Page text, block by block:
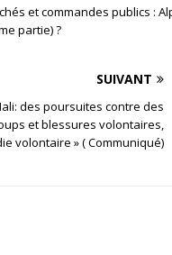
et commandes publics :
partie) ?
SUIVANT
des poursuites contre des
et blessures volontaires,
volontaire » ( Communiqué)